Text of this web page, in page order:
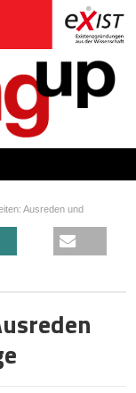
Ausreden und